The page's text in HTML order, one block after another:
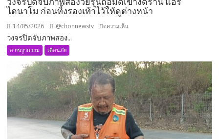
ไดนาโม ก่อนทิ้งรองเท้าไว้ให้ดูต่างหน้า
14/05/2026 @chonnewstv ปิดความเห็น
สอง
วัย
รุ่น
ถือ
มีด
เข้า
วงจรปิดจับภาพสอง...
อาชญากรรม เตือนภัย